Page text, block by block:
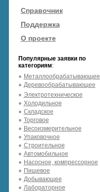
Справочник
Поддержка
О проекте
Популярные заявки по
категориям:
Металлообрабатывающее
Деревообрабатывающее
Электротехническое
Холодильное
Складское
Торговое
Весоизмерительное
Упаковочное
Строительное
Автомобильное
Насосное, компрессорное
Пищевое
Добывающее
Лабораторное